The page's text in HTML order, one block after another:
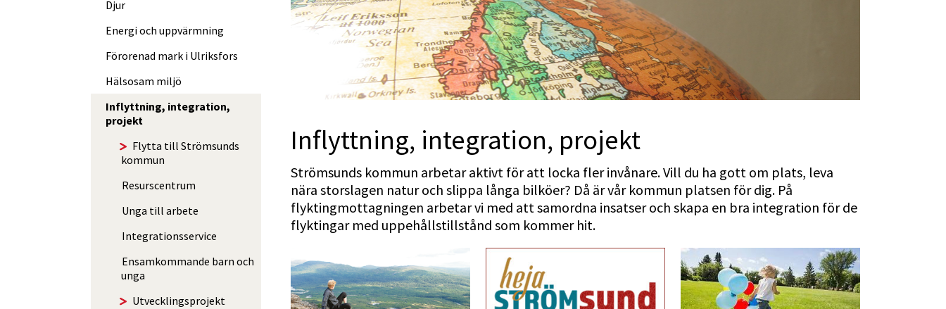
Inflyttning, integration, projekt
Strömsunds kommun arbetar aktivt för att locka fler invånare. Vill du ha gott om plats, leva
nära storslagen natur och slippa långa bilköer? Då är vår kommun platsen för dig. På
flyktingmottagningen arbetar vi med att samordna insatser och skapa en bra integration för de
flyktingar med uppehållstillstånd som kommer hit.
Djur
Energi och uppvärmning
Förorenad mark i Ulriksfors
Hälsosam miljö
Inflyttning, integration,
projekt
Flytta till Strömsunds
kommun
Resurs­centrum
Unga till arbete
Integrationsservice
Ensamkommande barn och
unga
Utvecklingsprojekt